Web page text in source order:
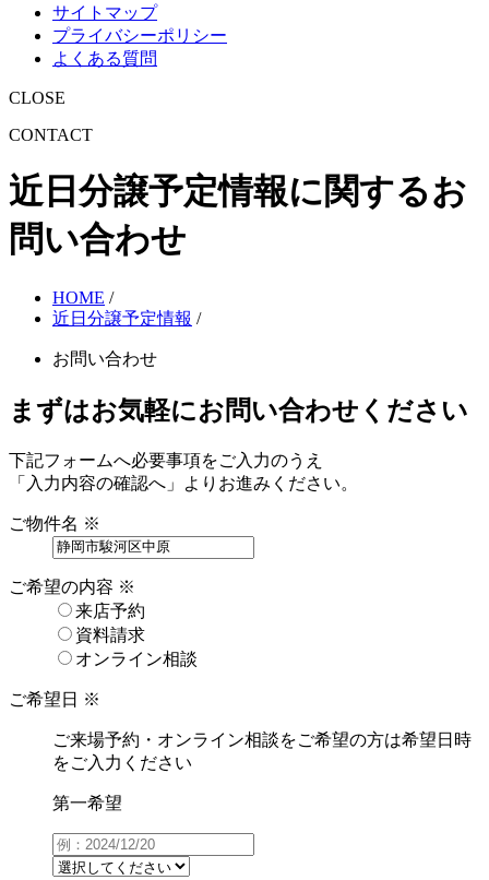
サイトマップ
プライバシーポリシー
よくある質問
CLOSE
CONTACT
近日分譲予定情報に関するお
問い合わせ
HOME /
近日分譲予定情報 /
お問い合わせ
まずはお気軽にお問い合わせください
下記フォームへ必要事項をご入力のうえ
「入力内容の確認へ」よりお進みください。
ご物件名 ※
ご希望の内容 ※
来店予約
資料請求
オンライン相談
ご希望日 ※
ご来場予約・オンライン相談をご希望の方は希望日時
をご入力ください
第一希望